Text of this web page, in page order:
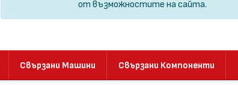
от възможностите на сайта.
Свързани Машини Свързани Компоненти